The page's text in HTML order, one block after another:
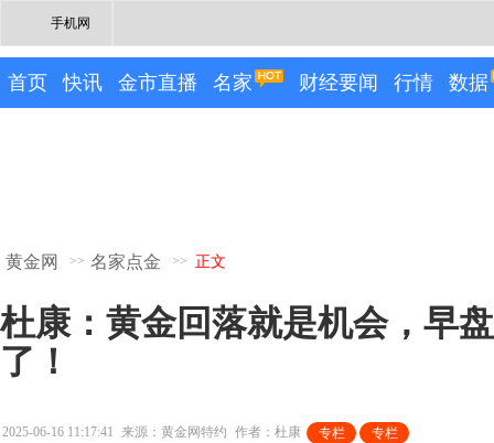
手机网
首页 快讯 金市直播 名家 财经要闻 行情 数据
黄金网 >> 名家点金 >> 正文
杜康：黄金回落就是机会，早
了！
2025-06-16 11:17:41 来源：黄金网特约 作者：杜康 专栏 专栏